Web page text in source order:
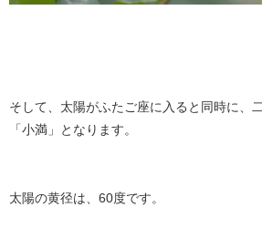
そして、太陽がふたご座に入ると同時に、
「小満」となります。
太陽の黄径は、60度です。